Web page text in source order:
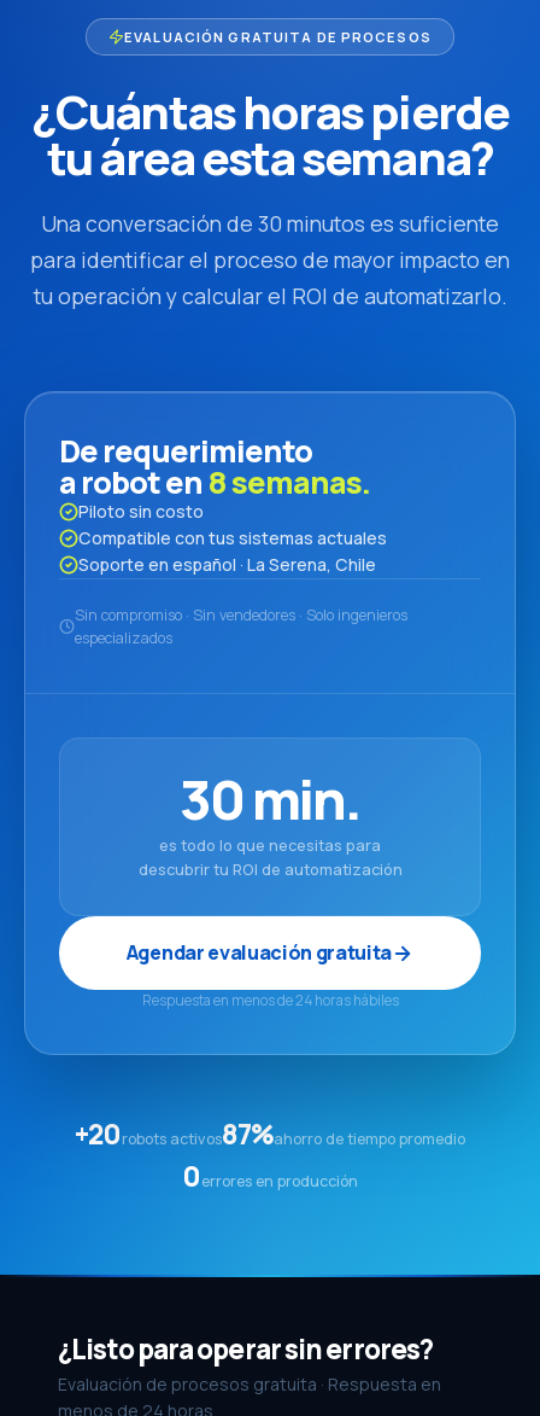
EVALUACIÓN GRATUITA DE PROCESOS
¿Cuántas horas pierde
tu área esta semana?
Una conversación de 30 minutos es suficiente
para identificar el proceso de mayor impacto en
tu operación y calcular el ROI de automatizarlo.
De requerimiento
a robot en 8 semanas.
Piloto sin costo
Compatible con tus sistemas actuales
Soporte en español · La Serena, Chile
Sin compromiso · Sin vendedores · Solo ingenieros
especializados
30 min.
es todo lo que necesitas para
descubrir tu ROI de automatización
Agendar evaluación gratuita
Respuesta en menos de 24 horas hábiles
+20robots activos87%ahorro de tiempo promedio
0errores en producción
¿Listo para operar sin errores?
Evaluación de procesos gratuita · Respuesta en
menos de 24 horas